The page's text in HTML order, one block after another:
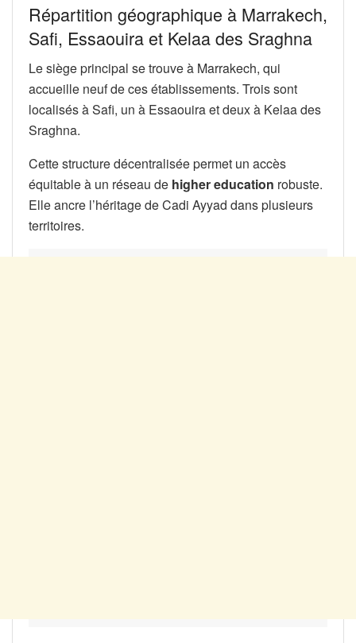
Répartition géographique à Marrakech,
Safi, Essaouira et Kelaa des Sraghna
Le siège principal se trouve à Marrakech, qui
accueille neuf de ces établissements. Trois sont
localisés à Safi, un à Essaouira et deux à Kelaa des
Sraghna.
Cette structure décentralisée permet un accès
équitable à un réseau de higher education robuste.
Elle ancre l’héritage de Cadi Ayyad dans plusieurs
territoires.